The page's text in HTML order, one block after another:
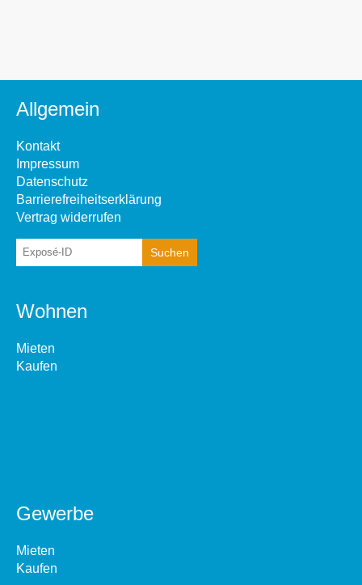
Allgemein
Kontakt
Impressum
Datenschutz
Barrierefreiheitserklärung
Vertrag widerrufen
Wohnen
Mieten
Kaufen
Gewerbe
Mieten
Kaufen